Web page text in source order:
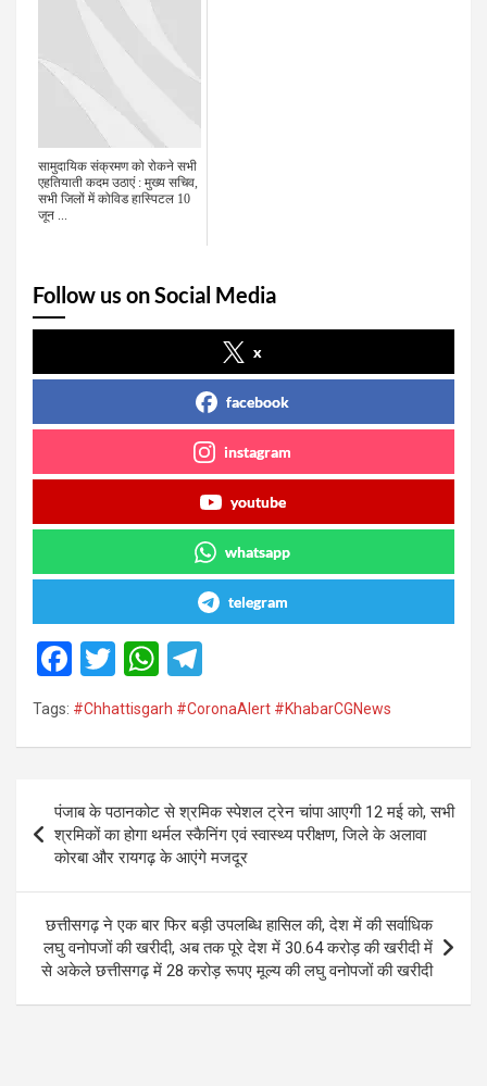
सामुदायिक संक्रमण को रोकने सभी
एहतियाती कदम उठाएं : मुख्य सचिव,
सभी जिलों में कोविड हास्पिटल 10
जून ...
Follow us on Social Media
x
facebook
instagram
youtube
whatsapp
telegram
F
a
ce
o
o
k
T
wi
tt
W
h
at
A
p
p
e
a
m
Tags: #Chhattisgarh #CoronaAlert #KhabarCGNews
Post
navigation
पंजाब के पठानकोट से श्रमिक स्पेशल ट्रेन चांपा आएगी 12 मई को, सभी
श्रमिकों का होगा थर्मल स्कैनिंग एवं स्वास्थ्य परीक्षण, जिले के अलावा
कोरबा और रायगढ़ के आएंगे मजदूर
छत्तीसगढ़ ने एक बार फिर बड़ी उपलब्धि हासिल की, देश में की सर्वाधिक
लघु वनोपजों की खरीदी, अब तक पूरे देश में 30.64 करोड़ की खरीदी में
से अकेले छत्तीसगढ़ में 28 करोड़ रूपए मूल्य की लघु वनोपजों की खरीदी